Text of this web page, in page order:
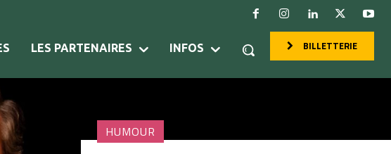
LES PARTENAIRES INFOS BILLETTERIE
HUMOUR